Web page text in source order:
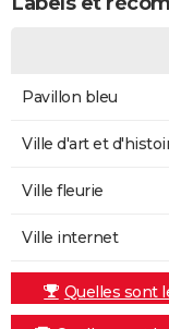
Pavillon bleu
Ville d'art et
Ville fleurie
Ville internet
Quelles sont